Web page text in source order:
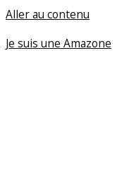
Aller au contenu
Je suis une Amazone